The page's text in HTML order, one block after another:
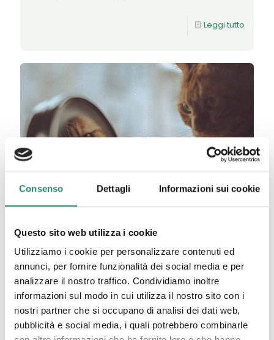
Consenso Dettagli Informazioni sui cookie
Questo sito web utilizza i cookie
Utilizziamo i cookie per personalizzare contenuti ed
annunci, per fornire funzionalità dei social media e per
analizzare il nostro traffico. Condividiamo inoltre
informazioni sul modo in cui utilizza il nostro sito con i
nostri partner che si occupano di analisi dei dati web,
pubblicità e social media, i quali potrebbero combinarle
Leggi tutto
RISPETTO
Credo sia illuminante conoscere l’etimologia dei
termini, perché in essa è racchiuso un significato
profondo che spesso ignoriamo. Ed eccomi qui a
riflettere sull’importanza della parola[…]